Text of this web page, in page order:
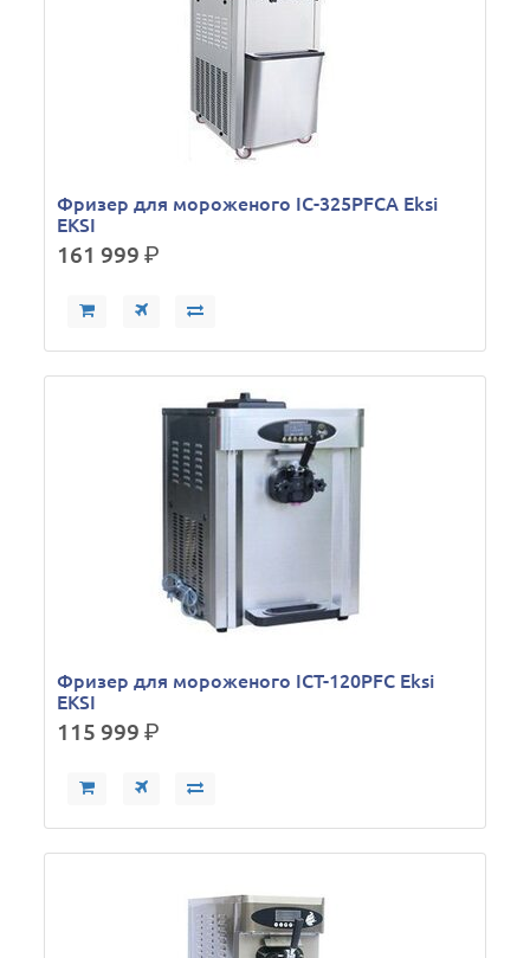
Фризер для мороженого IC-325PFCA Eksi
EKSI
161 999р.
Фризер для мороженого ICT-120PFC Eksi
EKSI
115 999р.